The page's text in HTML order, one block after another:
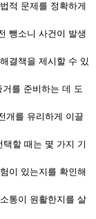
적 문제를 정확하게
뺑소니 사건이 발생
결책을 제시할 수 있
를 준비하는 데 도
개를 유리하게 이끌
할 때는 몇 가지 기
이 있는지를 확인해
통이 원활한지를 살